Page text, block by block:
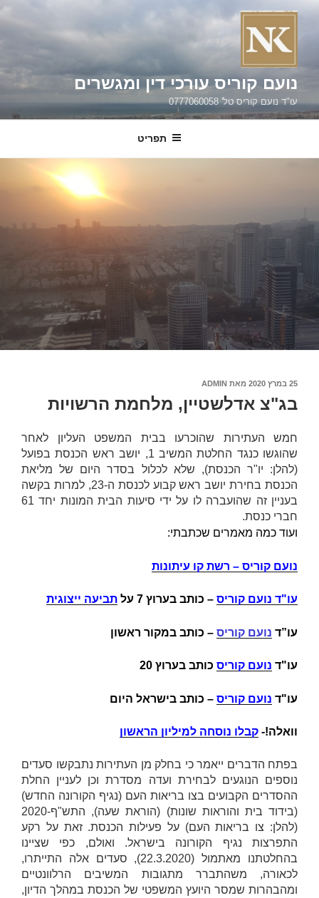
דילוג
נועם קוריס עורכי דין ומגשרים
עו"ד נועם קוריס טל' 0777060058
תפריט
פורסם
25 במרץ 2020 מאת ADMIN
בג"צ אדלשטיין, מלחמת הרשויות
חמש העתירות שהוכרעו בבית המשפט העליון לאחר
שהוגשו כנגד החלטת המשיב 1, יושב ראש הכנסת בפועל
(להלן: יו"ר הכנסת), שלא לכלול בסדר היום של מליאת
הכנסת בחירת יושב ראש קבוע לכנסת ה-23, למרות בקשה
בעניין זה שהועברה לו על ידי סיעות הבית המונות יחד 61
חברי כנסת.
ועוד כמה מאמרים שכתבתי:
נועם קוריס – רשת קו עיתונות
עו"ד נועם קוריס – כותב בערוץ 7 על תביעה ייצוגית
עו”ד נועם קוריס – כותב במקור ראשון
עו"ד נועם קוריס כותב בערוץ 20
עו"ד נועם קוריס – כותב בישראל היום
וואלה!- קבלו נוסחה למיליון הראשון
בפתח הדברים ייאמר כי בחלק מן העתירות נתבקשו סעדים
נוספים הנוגעים לבחירת ועדה מסדרת וכן לעניין החלת
ההסדרים הקבועים בצו בריאות העם (נגיף הקורונה החדש)
(בידוד בית והוראות שונות) (הוראת שעה), התש"ף-2020
(להלן: צו בריאות העם) על פעילות הכנסת. זאת על רקע
התפרצות נגיף הקורונה בישראל. ואולם, כפי שציינו
בהחלטתנו מאתמול (22.3.2020), סעדים אלה התייתרו,
לכאורה, משהתברר מתגובות המשיבים הרלוונטיים
ומהבהרות שמסר היועץ המשפטי של הכנסת במהלך הדיון,